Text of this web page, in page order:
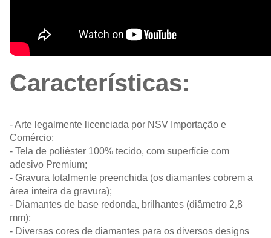
Características:
- Arte legalmente licenciada por NSV Importação e
Comércio;
- Tela de poliéster 100% tecido, com superfície com
adesivo Premium;
- Gravura totalmente preenchida (os diamantes cobrem a
área inteira da gravura);
- Diamantes de base redonda, brilhantes (diâmetro 2,8
mm);
- Diversas cores de diamantes para os diversos designs